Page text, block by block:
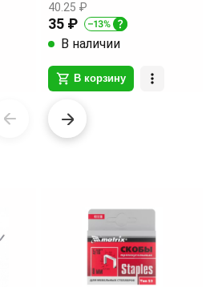
40.25 ₽
35 ₽
В наличии
В корзину